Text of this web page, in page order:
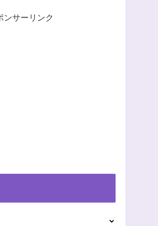
ンサーリンク